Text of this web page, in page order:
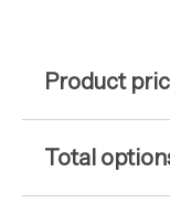
Product
Total